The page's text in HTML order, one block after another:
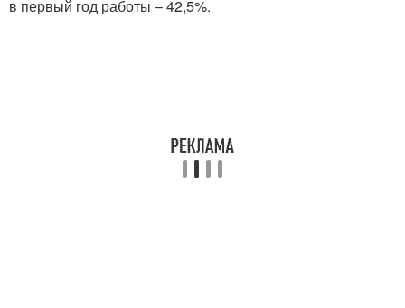
в первый год работы – 42,5%.